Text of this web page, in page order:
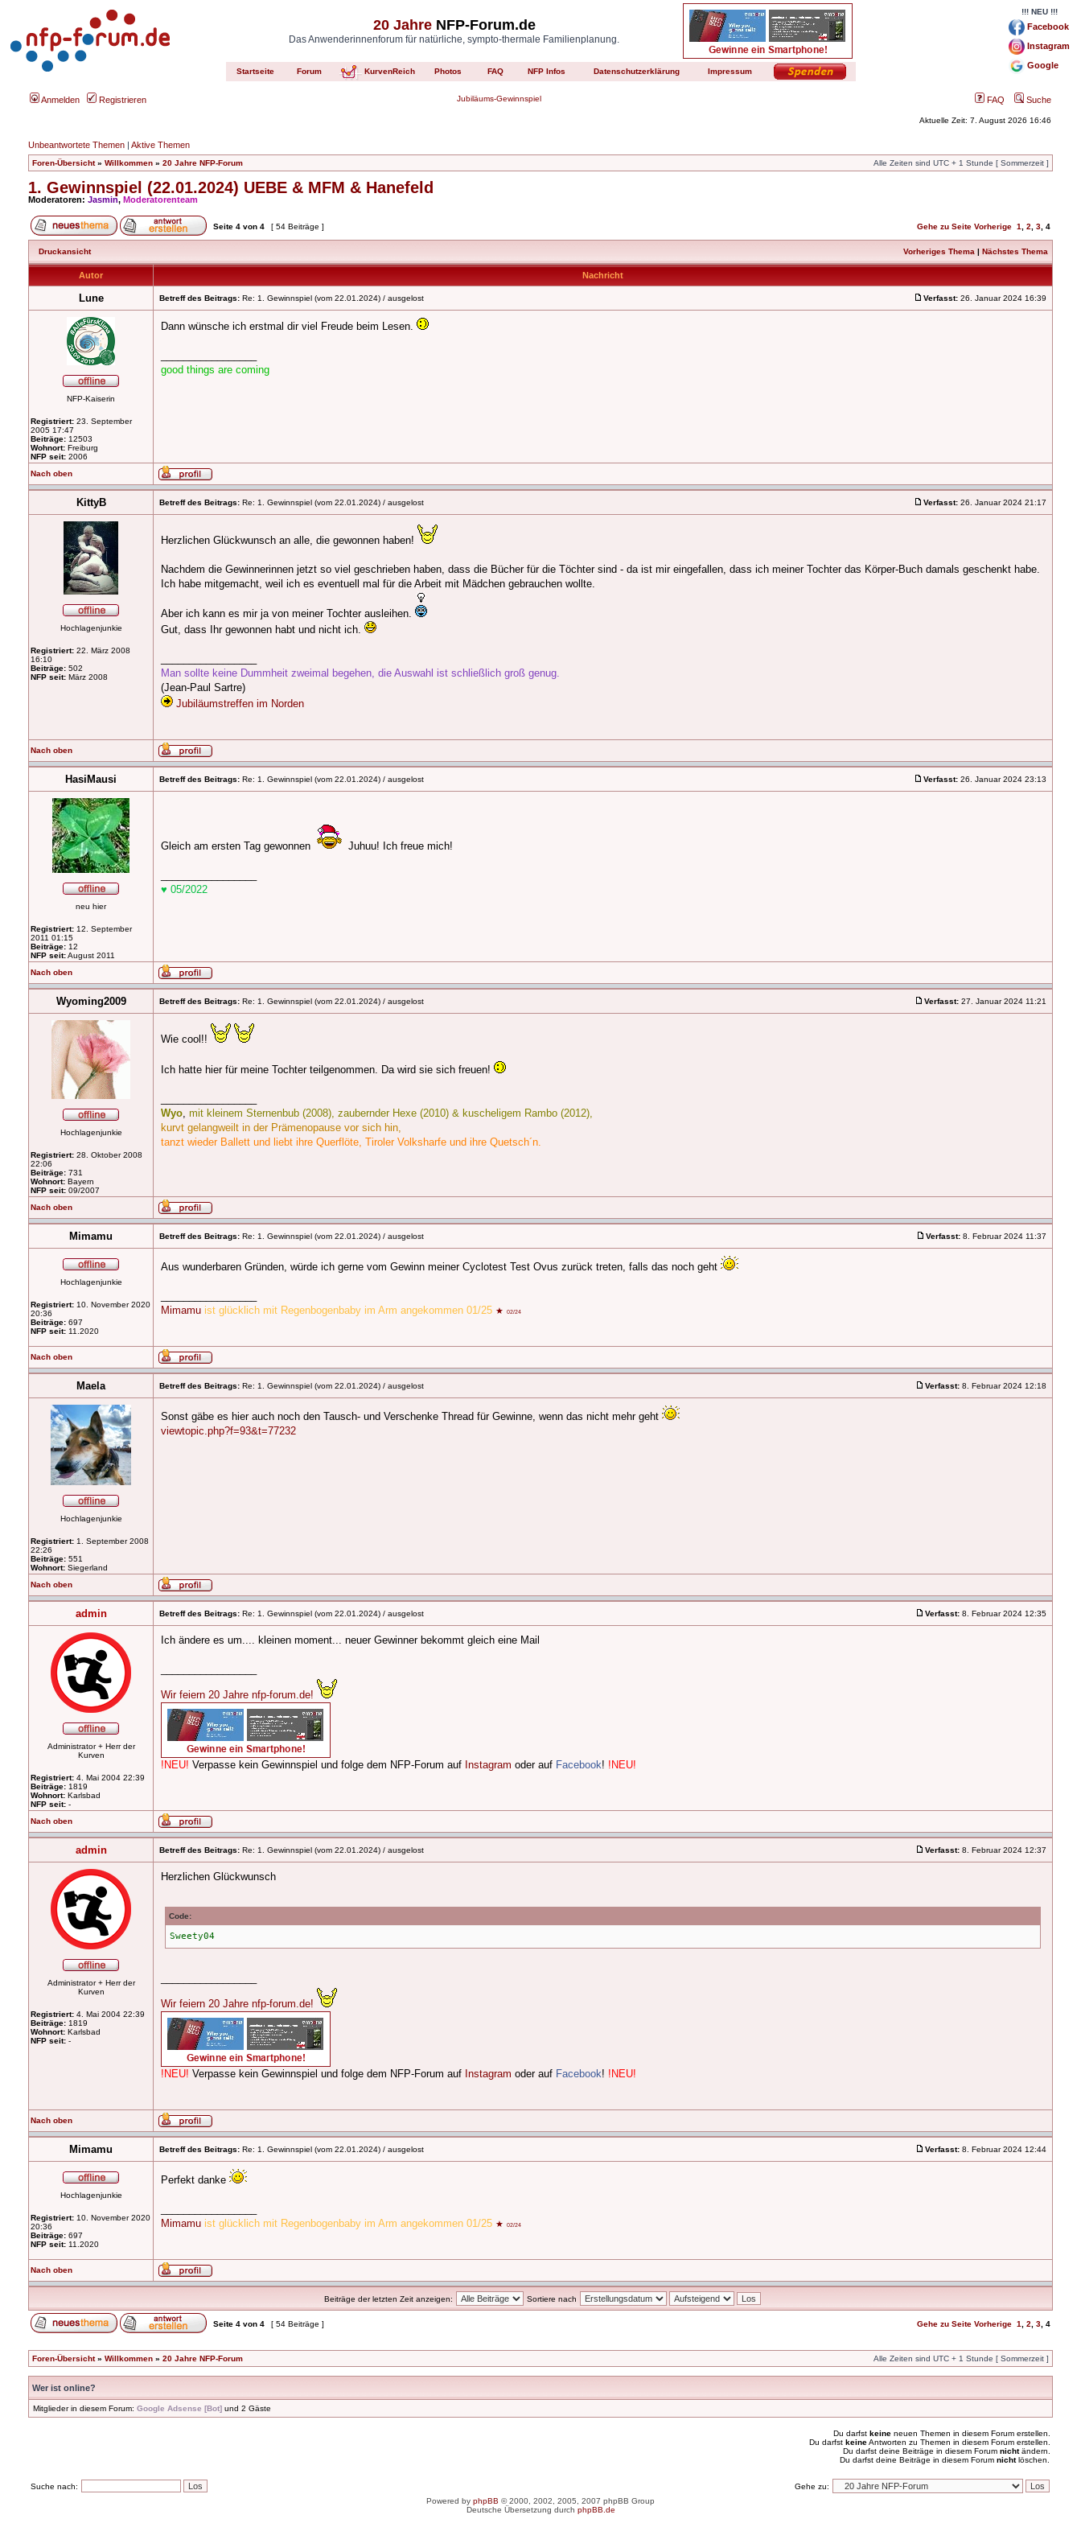
20 JahreNFP-Forum.de
Das Anwenderinnenforum für natürliche, sympto-thermale Familienplanung.
Startseite Forum KurvenReich Photos FAQ NFP Infos Datenschutzerklärung Impressum
!!! NEU !!!
Facebook
Instagram
Google
Anmelden Registrieren Jubiläums-Gewinnspiel FAQ Suche
Aktuelle Zeit: 7. August 2026 16:46
Unbeantwortete Themen | Aktive Themen
Foren-Übersicht» Willkommen » 20 Jahre NFP-Forum Alle Zeiten sind UTC + 1 Stunde [ Sommerzeit ]
1. Gewinnspiel (22.01.2024) UEBE & MFM & Hanefeld
Moderatoren: Jasmin, Moderatorenteam
Seite 4 von 4 [ 54 Beiträge ] Gehe zu Seite Vorherige 1 2 3 4
Druckansicht Vorheriges Thema | Nächstes Thema
Autor Nachricht
Lune Betreff des Beitrags: Re: 1. Gewinnspiel (vom 22.01.2024) / ausgelost Verfasst: 26. Januar 2024 16:39
NFP-Kaiserin
Registriert: 23. September
2005 17:47
Beiträge: 12503
Wohnort: Freiburg
NFP seit: 2006
Dann wünsche ich erstmal dir viel Freude beim Lesen.
good things are coming
Nach oben
KittyB Betreff des Beitrags: Re: 1. Gewinnspiel (vom 22.01.2024) / ausgelost Verfasst: 26. Januar 2024 21:17
Hochlagenjunkie
Registriert: 22. März 2008
16:10
Beiträge: 502
NFP seit: März 2008
Herzlichen Glückwunsch an alle, die gewonnen haben!
Nachdem die Gewinnerinnen jetzt so viel geschrieben haben, dass die Bücher für die Töchter sind - da ist mir eingefallen, dass ich meiner Tochter das Körper-Buch damals geschenkt habe.
Ich habe mitgemacht, weil ich es eventuell mal für die Arbeit mit Mädchen gebrauchen wollte.
Aber ich kann es mir ja von meiner Tochter ausleihen.
Gut, dass Ihr gewonnen habt und nicht ich.
Man sollte keine Dummheit zweimal begehen, die Auswahl ist schließlich groß genug.
(Jean-Paul Sartre)
Jubiläumstreffen im Norden
Nach oben
HasiMausi Betreff des Beitrags: Re: 1. Gewinnspiel (vom 22.01.2024) / ausgelost Verfasst: 26. Januar 2024 23:13
neu hier
Registriert: 12. September
2011 01:15
Beiträge: 12
NFP seit:August 2011
Gleich am ersten Tag gewonnen Juhuu! Ich freue mich!
♥ 05/2022
Nach oben
Wyoming2009 Betreff des Beitrags: Re: 1. Gewinnspiel (vom 22.01.2024) / ausgelost Verfasst: 27. Januar 2024 11:21
Hochlagenjunkie
Registriert: 28. Oktober 2008
22:06
Beiträge: 731
Wohnort: Bayern
NFP seit: 09/2007
Wie cool!!
Ich hatte hier für meine Tochter teilgenommen. Da wird sie sich freuen!
Wyo, mit kleinem Sternenbub (2008), zaubernder Hexe (2010) & kuscheligem Rambo (2012),
kurvt gelangweilt in der Prämenopause vor sich hin,
tanzt wieder Ballett und liebt ihre Querflöte, Tiroler Volksharfe und ihre Quetsch´n.
Nach oben
Mimamu Betreff des Beitrags: Re: 1. Gewinnspiel (vom 22.01.2024) / ausgelost Verfasst: 8. Februar 2024 11:37
Hochlagenjunkie
Registriert: 10. November 2020
20:36
Beiträge: 697
NFP seit: 11.2020
Aus wunderbaren Gründen, würde ich gerne vom Gewinn meiner Cyclotest Test Ovus zurück treten, falls das noch geht
Mimamu ist glücklich mit Regenbogenbaby im Arm angekommen 01/25 ★ 02/24
Nach oben
Maela Betreff des Beitrags: Re: 1. Gewinnspiel (vom 22.01.2024) / ausgelost Verfasst: 8. Februar 2024 12:18
Hochlagenjunkie
Registriert: 1. September 2008
22:26
Beiträge: 551
Wohnort: Siegerland
Sonst gäbe es hier auch noch den Tausch- und Verschenke Thread für Gewinne, wenn das nicht mehr geht
viewtopic.php?f=93&t=77232
Nach oben
admin Betreff des Beitrags: Re: 1. Gewinnspiel (vom 22.01.2024) / ausgelost Verfasst: 8. Februar 2024 12:35
Administrator + Herr der
Kurven
Registriert: 4. Mai 2004 22:39
Beiträge: 1819
Wohnort: Karlsbad
NFP seit: -
Ich ändere es um.... kleinen moment... neuer Gewinner bekommt gleich eine Mail
Wir feiern 20 Jahre nfp-forum.de!
!NEU! Verpasse kein Gewinnspiel und folge dem NFP-Forum auf Instagram oder auf Facebook! !NEU!
Nach oben
admin Betreff des Beitrags: Re: 1. Gewinnspiel (vom 22.01.2024) / ausgelost Verfasst: 8. Februar 2024 12:37
Administrator + Herr der
Kurven
Registriert: 4. Mai 2004 22:39
Beiträge: 1819
Wohnort: Karlsbad
NFP seit: -
Herzlichen Glückwunsch
Code:
Sweety04
Wir feiern 20 Jahre nfp-forum.de!
!NEU! Verpasse kein Gewinnspiel und folge dem NFP-Forum auf Instagram oder auf Facebook! !NEU!
Nach oben
Mimamu Betreff des Beitrags: Re: 1. Gewinnspiel (vom 22.01.2024) / ausgelost Verfasst: 8. Februar 2024 12:44
Hochlagenjunkie
Registriert: 10. November 2020
20:36
Beiträge: 697
NFP seit: 11.2020
Perfekt danke
Mimamu ist glücklich mit Regenbogenbaby im Arm angekommen 01/25 ★ 02/24
Nach oben
Beiträge der letzten Zeit anzeigen: Sortiere nach
Seite 4 von 4 [ 54 Beiträge ] Gehe zu Seite Vorherige 1 2 3 4
Foren-Übersicht» Willkommen » 20 Jahre NFP-Forum Alle Zeiten sind UTC + 1 Stunde [ Sommerzeit ]
Wer ist online?
Mitglieder in diesem Forum: Google Adsense [Bot] und 2 Gäste
Du darfst keine neuen Themen in diesem Forum erstellen.
Du darfst keineAntworten zu Themen in diesem Forum erstellen.
Du darfst deine Beiträge in diesem Forum nichtändern.
Du darfst deine Beiträge in diesem Forum nichtlöschen.
Suche nach:
Gehe zu:
Powered by phpBB © 2000, 2002, 2005, 2007 phpBB Group
Deutsche Übersetzung durch phpBB.de